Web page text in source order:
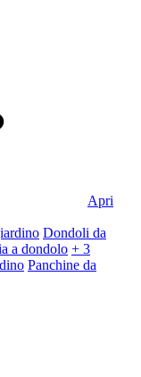
Apri
Dondoli da
a dondolo + 3
Panchine da